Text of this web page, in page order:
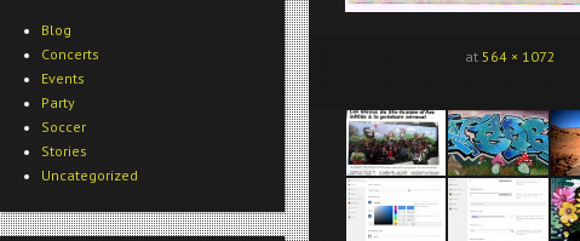
at 564 × 1072
Blog
Concerts
Events
Party
Soccer
Stories
Uncategorized